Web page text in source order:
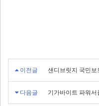
이전글 샌디브릿지 국민
다음글 기가바이트 파워